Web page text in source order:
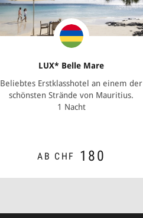
LUX* Belle Mare
Beliebtes Erstklasshotel an einem der
schönsten Strände von Mauritius.
1 Nacht
AB CHF 180